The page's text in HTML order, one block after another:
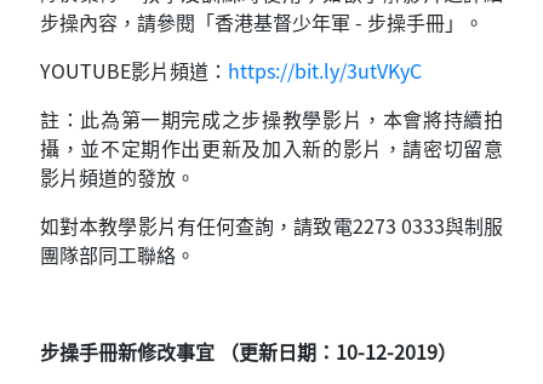
步操內容，請參閱「香港基督少年軍 - 步操手冊」。
YOUTUBE影片頻道： https://bit.ly/3utVKyC
註：此為第一期完成之步操教學影片，本會將持續拍
攝，並不定期作出更新及加入新的影片，請密切留意
影片頻道的發放。
如對本教學影片有任何查詢，請致電2273 0333與制服
團隊部同工聯絡。
步操手冊新修改事宜 （更新日期：10-12-2019）